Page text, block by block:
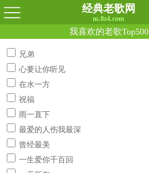
经典老歌网
m.8z4.com
我喜欢的老歌Top500
兄弟
心要让你听见
在水一方
祝福
雨一直下
最爱的人伤我最深
曾经最美
一生爱你千百回